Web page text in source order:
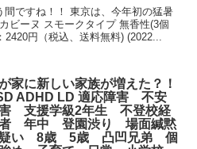
ですね！！ 東京は、今年初の猛暑
ビーヌ スモークタイプ 無香性(3個
円（税込、送料無料) (2022...
家に新しい家族が増えた？！
ADHD LD 適応障害 不安
支援学級2年生 不登校経
年中 登園渋り 場面緘黙
い 8歳 5歳 凸凹兄弟 個